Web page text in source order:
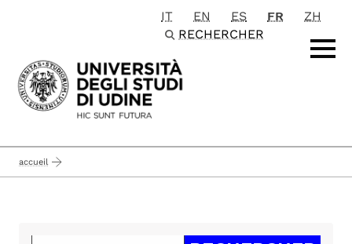
Passa al contenuto principale
IT EN ES FR
ZH
RECHERCHER
accueil